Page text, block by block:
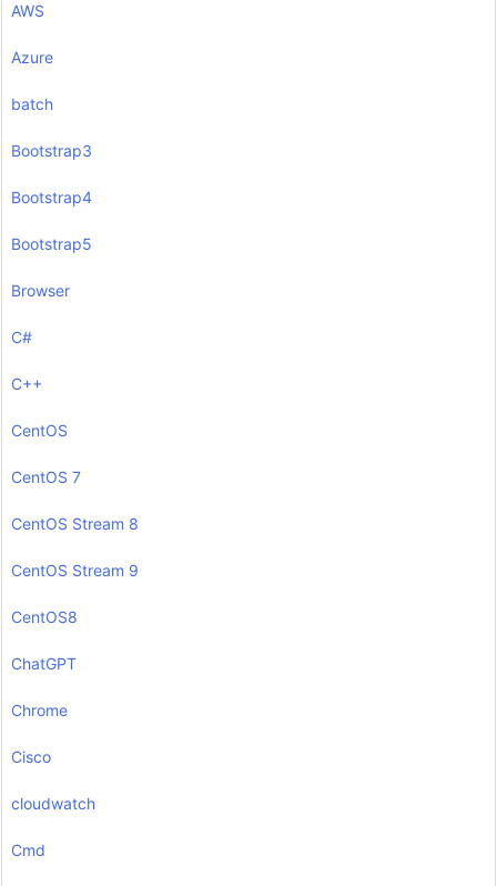
AWS
Azure
batch
Bootstrap3
Bootstrap4
Bootstrap5
Browser
C#
C++
CentOS
CentOS 7
CentOS Stream 8
CentOS Stream 9
CentOS8
ChatGPT
Chrome
Cisco
cloudwatch
Cmd